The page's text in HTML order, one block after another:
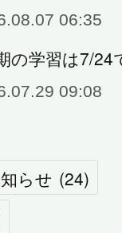
06:35
の学習は7/
09:08
らせ (24)